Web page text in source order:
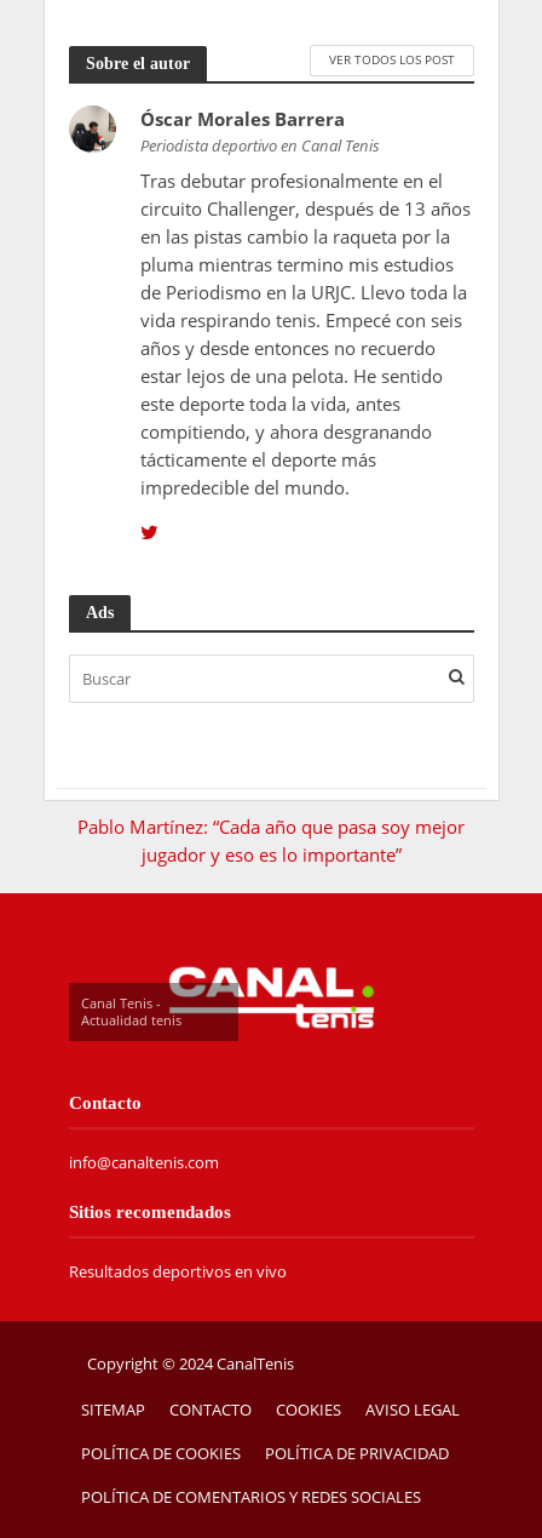
Sobre el autor VER TODOS LOS POST
Óscar Morales Barrera
Periodista deportivo en Canal Tenis
Tras debutar profesionalmente en el
circuito Challenger, después de 13 años
en las pistas cambio la raqueta por la
pluma mientras termino mis estudios
de Periodismo en la URJC. Llevo toda la
vida respirando tenis. Empecé con seis
años y desde entonces no recuerdo
estar lejos de una pelota. He sentido
este deporte toda la vida, antes
compitiendo, y ahora desgranando
tácticamente el deporte más
impredecible del mundo.
Ads
Pablo Martínez: “Cada año que pasa soy mejor
jugador y eso es lo importante”
Canal Tenis -
Actualidad tenis
Contacto
info@canaltenis.com
Sitios recomendados
Resultados deportivos en vivo
Copyright © 2024 CanalTenis
SITEMAP CONTACTO COOKIES AVISO LEGAL
POLÍTICA DE COOKIES POLÍTICA DE PRIVACIDAD
POLÍTICA DE COMENTARIOS Y REDES SOCIALES